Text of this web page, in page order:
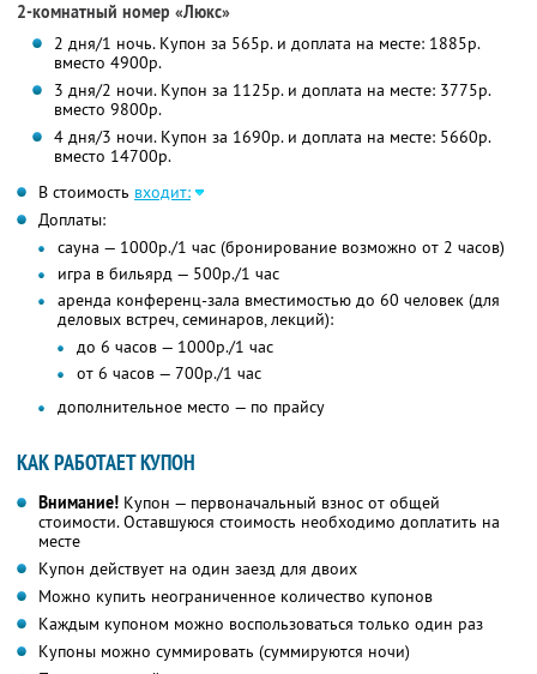
2-комнатный номер «Люкс»
2 дня/1 ночь. Купон за 565р. и доплата на месте: 1885р.
вместо 4900р.
3 дня/2 ночи. Купон за 1125р. и доплата на месте: 3775р.
вместо 9800р.
4 дня/3 ночи. Купон за 1690р. и доплата на месте: 5660р.
вместо 14700р.
В стоимость входит:
Доплаты:
сауна — 1000р./1 час (бронирование возможно от 2 часов)
игра в бильярд — 500р./1 час
аренда конференц-зала вместимостью до 60 человек (для
деловых встреч, семинаров, лекций):
до 6 часов — 1000р./1 час
от 6 часов — 700р./1 час
дополнительное место — по прайсу
КАК РАБОТАЕТ КУПОН
Внимание! Купон — первоначальный взнос от общей
стоимости. Оставшуюся стоимость необходимо доплатить на
месте
Купон действует на один заезд для двоих
Можно купить неограниченное количество купонов
Каждым купоном можно воспользоваться только один раз
Купоны можно суммировать (суммируются ночи)